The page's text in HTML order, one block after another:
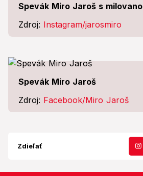
Spevák Miro Jaroš s
Zdroj: Instagram/jarosmiro
Spevák Miro Jaroš
Zdroj: Facebook/Miro Jaroš
Zdieľať